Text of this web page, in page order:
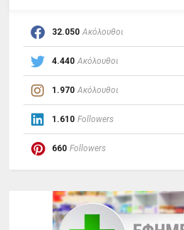
32.050 Ακόλουθοι
4.440 Ακόλουθοι
1.970 Ακόλουθοι
1.610 Followers
660 Followers